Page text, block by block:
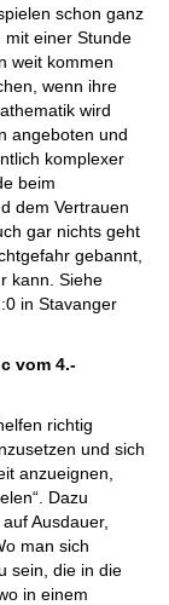
schon ganz
mit einer Stunde
weit kommen
wenn ihre
wird
angeboten und
komplexer
beim
dem Vertrauen
gar nichts geht
gebannt,
kann. Siehe
in Stavanger
vom 4.-
richtig
und sich
anzueignen,
Dazu
Ausdauer,
man sich
sein, die in die
in einem